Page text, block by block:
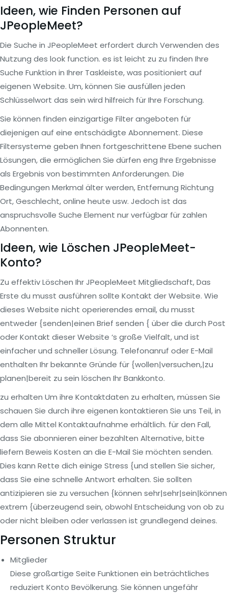
Ideen, wie Finden Personen auf
JPeopleMeet?
Die Suche in JPeopleMeet erfordert durch Verwenden des
Nutzung des look function. es ist leicht zu zu finden Ihre
Suche Funktion in Ihrer Taskleiste, was positioniert auf
eigenen Website. Um, können Sie ausfüllen jeden
Schlüsselwort das sein wird hilfreich für Ihre Forschung.
Sie können finden einzigartige Filter angeboten für
diejenigen auf eine entschädigte Abonnement. Diese
Filtersysteme geben Ihnen fortgeschrittene Ebene suchen
Lösungen, die ermöglichen Sie dürfen eng Ihre Ergebnisse
als Ergebnis von bestimmten Anforderungen. Die
Bedingungen Merkmal älter werden, Entfernung Richtung
Ort, Geschlecht, online heute usw. Jedoch ist das
anspruchsvolle Suche Element nur verfügbar für zahlen
Abonnenten.
Ideen, wie Löschen JPeopleMeet-
Konto?
Zu effektiv Löschen Ihr JPeopleMeet Mitgliedschaft, Das
Erste du musst ausführen sollte Kontakt der Website. Wie
dieses Website nicht operierendes email, du musst
entweder {senden|einen Brief senden { über die durch Post
oder Kontakt dieser Website ‘s große Vielfalt, und ist
einfacher und schneller Lösung. Telefonanruf oder E-Mail
enthalten Ihr bekannte Gründe für {wollen|versuchen,|zu
planen|bereit zu sein löschen Ihr Bankkonto.
zu erhalten Um ihre Kontaktdaten zu erhalten, müssen Sie
schauen Sie durch ihre eigenen kontaktieren Sie uns Teil, in
dem alle Mittel Kontaktaufnahme erhältlich. für den Fall,
dass Sie abonnieren einer bezahlten Alternative, bitte
liefern Beweis Kosten an die E-Mail Sie möchten senden.
Dies kann Rette dich einige Stress {und stellen Sie sicher,
dass Sie eine schnelle Antwort erhalten. Sie sollten
antizipieren sie zu versuchen {können sehr|sehr|sein|können
extrem {überzeugend sein, obwohl Entscheidung von ob zu
oder nicht bleiben oder verlassen ist grundlegend deines.
Personen Struktur
Mitglieder
Diese großartige Seite Funktionen ein beträchtliches
reduziert Konto Bevölkerung. Sie können ungefähr